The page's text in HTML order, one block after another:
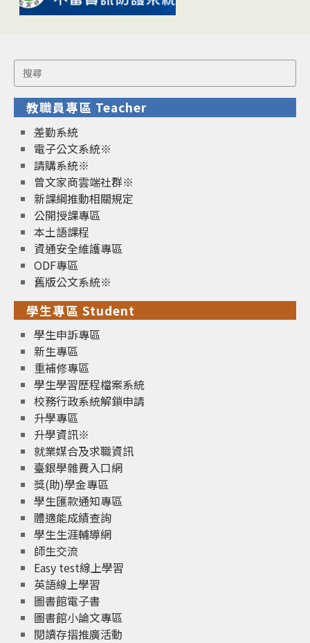
Search
for:
教職員專區 Teacher
差勤系統
電子公文系統※
請購系統※
曾文家商雲端社群※
新課綱推動相關規定
公開授課專區
本土語課程
資通安全維護專區
ODF專區
舊版公文系統※
學生專區 Student
學生申訴專區
新生專區
重補修專區
學生學習歷程檔案系統
校務行政系統解鎖申請
升學專區
升學資訊※
就業媒合及求職資訊
臺銀學雜費入口網
獎(助)學金專區
學生匯款通知專區
體適能成績查詢
學生生涯輔導網
師生交流
Easy test線上學習
英語線上學習
圖書館電子書
圖書館小論文專區
閱讀存摺推廣活動